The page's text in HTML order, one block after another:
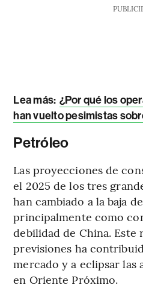
Lea más: ¿Por qué los
han vuelto pesimistas
Petróleo
Las proyecciones de
el 2025 de los tres
han cambiado a la baja
principalmente como
debilidad de China. Este
previsiones ha
mercado y a eclipsar las
en Oriente Próximo.